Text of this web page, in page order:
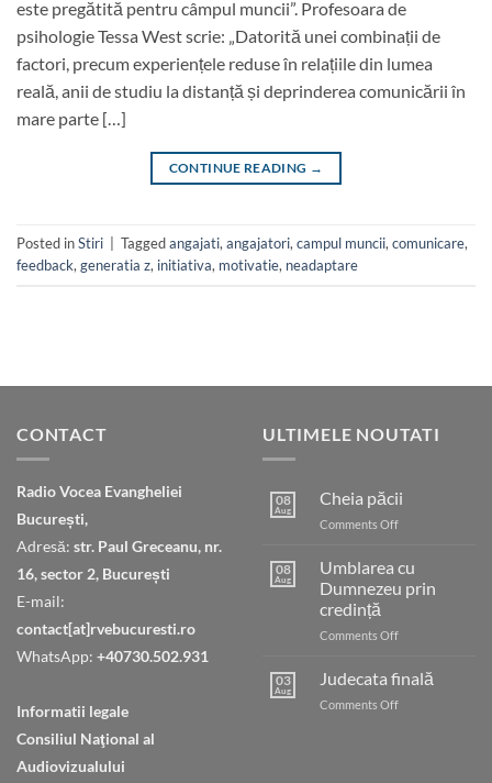
este pregătită pentru câmpul muncii”. Profesoara de
psihologie Tessa West scrie: „Datorită unei combinații de
factori, precum experiențele reduse în relațiile din lumea
reală, anii de studiu la distanță și deprinderea comunicării în
mare parte […]
CONTINUE READING →
Posted inStiri Taggedangajati, angajatori, campul muncii, comunicare,
feedback, generatia z, initiativa, motivatie, neadaptare
CONTACT
Radio Vocea Evangheliei
București,
Adresă: str. Paul Greceanu, nr.
16, sector 2, București
E-mail:
contact[at]rvebucuresti.ro
WhatsApp: +40730.502.931
Informatii legale
Consiliul Naţional al
Audiovizualului
ULTIMELE NOUTATI
08
Aug
Cheia păcii
Comments Offon
08
Aug
Umblarea cu
Dumnezeu prin
credință
Comments Offon
cu
Dumnezeu
prin
03
Aug
Judecata finală
Comments Offon